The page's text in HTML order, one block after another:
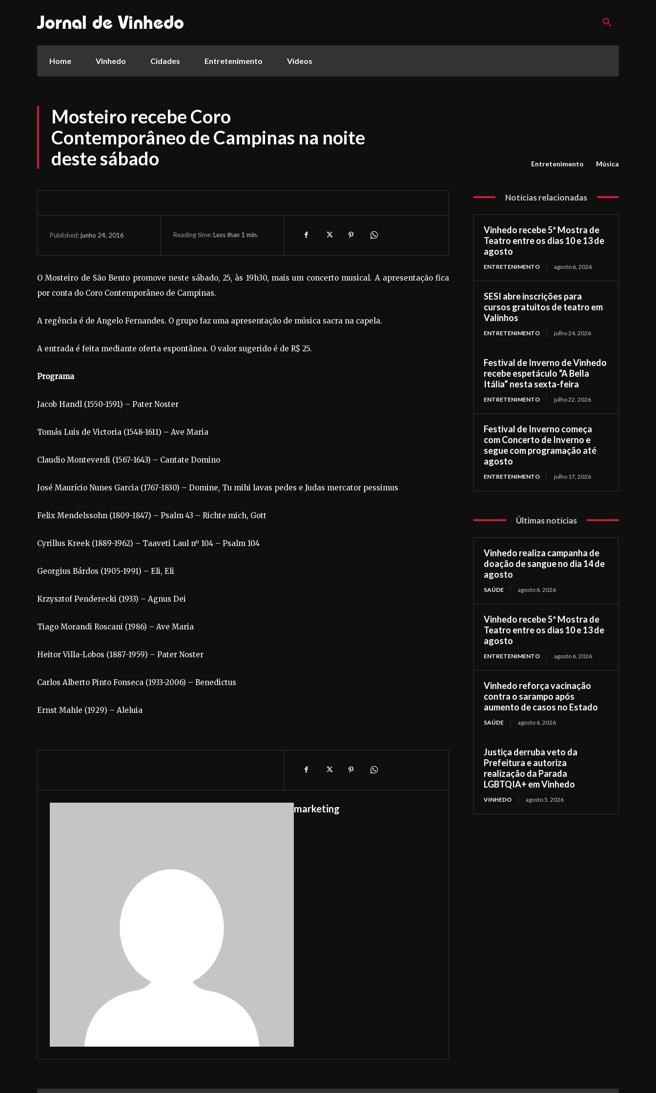
Jornal de Vinhedo
Home Vinhedo Cidades Entretenimento Vídeos
Mosteiro recebe Coro
Contemporâneo de Campinas na noite
deste sábado
Entretenimento Música
Published:junho 24, 2016 Reading time:Less than 1 min.
O Mosteiro de São Bento promove neste sábado, 25, às 19h30, mais um concerto musical. A apresentação fica
por conta do Coro Contemporâneo de Campinas.
A regência é de Angelo Fernandes. O grupo faz uma apresentação de música sacra na capela.
A entrada é feita mediante oferta espontânea. O valor sugerido é de R$ 25.
Programa
Jacob Handl (1550-1591) – Pater Noster
Tomás Luis de Victoria (1548-1611) – Ave Maria
Claudio Monteverdi (1567-1643) – Cantate Domino
José Maurício Nunes Garcia (1767-1830) – Domine, Tu mihi lavas pedes e Judas mercator pessimus
Felix Mendelssohn (1809-1847) – Psalm 43 – Richte mich, Gott
Cyrillus Kreek (1889-1962) – Taaveti Laul nº 104 – Psalm 104
Georgius Bárdos (1905-1991) – Eli, Eli
Krzysztof Penderecki (1933) – Agnus Dei
Tiago Morandi Roscani (1986) – Ave Maria
Heitor Villa-Lobos (1887-1959) – Pater Noster
Carlos Alberto Pinto Fonseca (1933-2006) – Benedictus
Ernst Mahle (1929) – Aleluia
marketing
Notícias relacionadas
Vinhedo recebe 5ª Mostra de
Teatro entre os dias 10 e 13 de
agosto
ENTRETENIMENTO agosto 6, 2026
SESI abre inscrições para
cursos gratuitos de teatro em
Valinhos
ENTRETENIMENTO julho 24, 2026
Festival de Inverno de Vinhedo
recebe espetáculo “A Bella
Itália” nesta sexta-feira
ENTRETENIMENTO julho 22, 2026
Festival de Inverno começa
com Concerto de Inverno e
segue com programação até
agosto
ENTRETENIMENTO julho 17, 2026
Últimas notícias
Vinhedo realiza campanha de
doação de sangue no dia 14 de
agosto
SAÚDE agosto 6, 2026
Vinhedo recebe 5ª Mostra de
Teatro entre os dias 10 e 13 de
agosto
ENTRETENIMENTO agosto 6, 2026
Vinhedo reforça vacinação
contra o sarampo após
aumento de casos no Estado
SAÚDE agosto 6, 2026
Justiça derruba veto da
Prefeitura e autoriza
realização da Parada
LGBTQIA+ em Vinhedo
VINHEDO agosto 5, 2026